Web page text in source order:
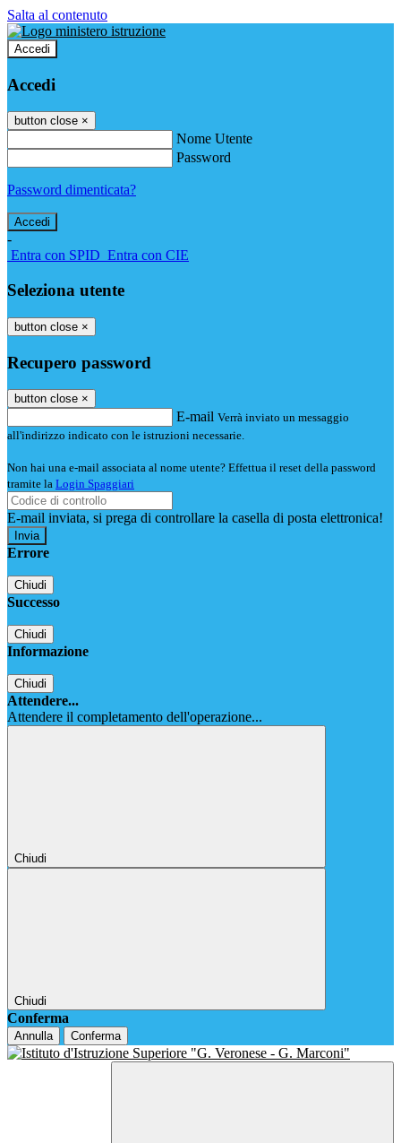
Salta al contenuto
Accedi
Accedi
button close ×
Nome Utente
Password
Password dimenticata?
-
Entra con SPID Entra con CIE
Seleziona utente
button close ×
Recupero password
button close ×
E-mail Verrà inviato un messaggio
all'indirizzo indicato con le istruzioni necessarie.
Non hai una e-mail associata al nome utente? Effettua il reset della password
tramite la Login Spaggiari
E-mail inviata, si prega di controllare la casella di posta elettronica!
Errore
Chiudi
Successo
Chiudi
Informazione
Chiudi
Attendere...
Attendere il completamento dell'operazione...
Chiudi
Chiudi
Conferma
Annulla Conferma